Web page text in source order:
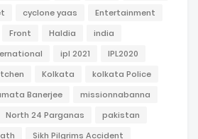
cyclone yaas
Entertainment
Front Haldia
india
ipl 2021
IPL2020
Kolkata
kolkata Police
Banerjee
missionnabanna
North 24 Parganas
pakistan
Sikh Pilgrims Accident